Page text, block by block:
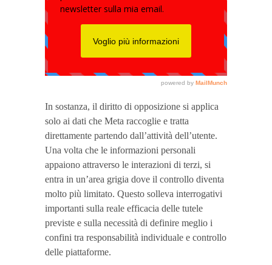
In sostanza, il diritto di opposizione si applica
solo ai dati che Meta raccoglie e tratta
direttamente partendo dall’attività dell’utente.
Una volta che le informazioni personali
appaiono attraverso le interazioni di terzi, si
entra in un’area grigia dove il controllo diventa
molto più limitato. Questo solleva interrogativi
importanti sulla reale efficacia delle tutele
previste e sulla necessità di definire meglio i
confini tra responsabilità individuale e controllo
delle piattaforme.